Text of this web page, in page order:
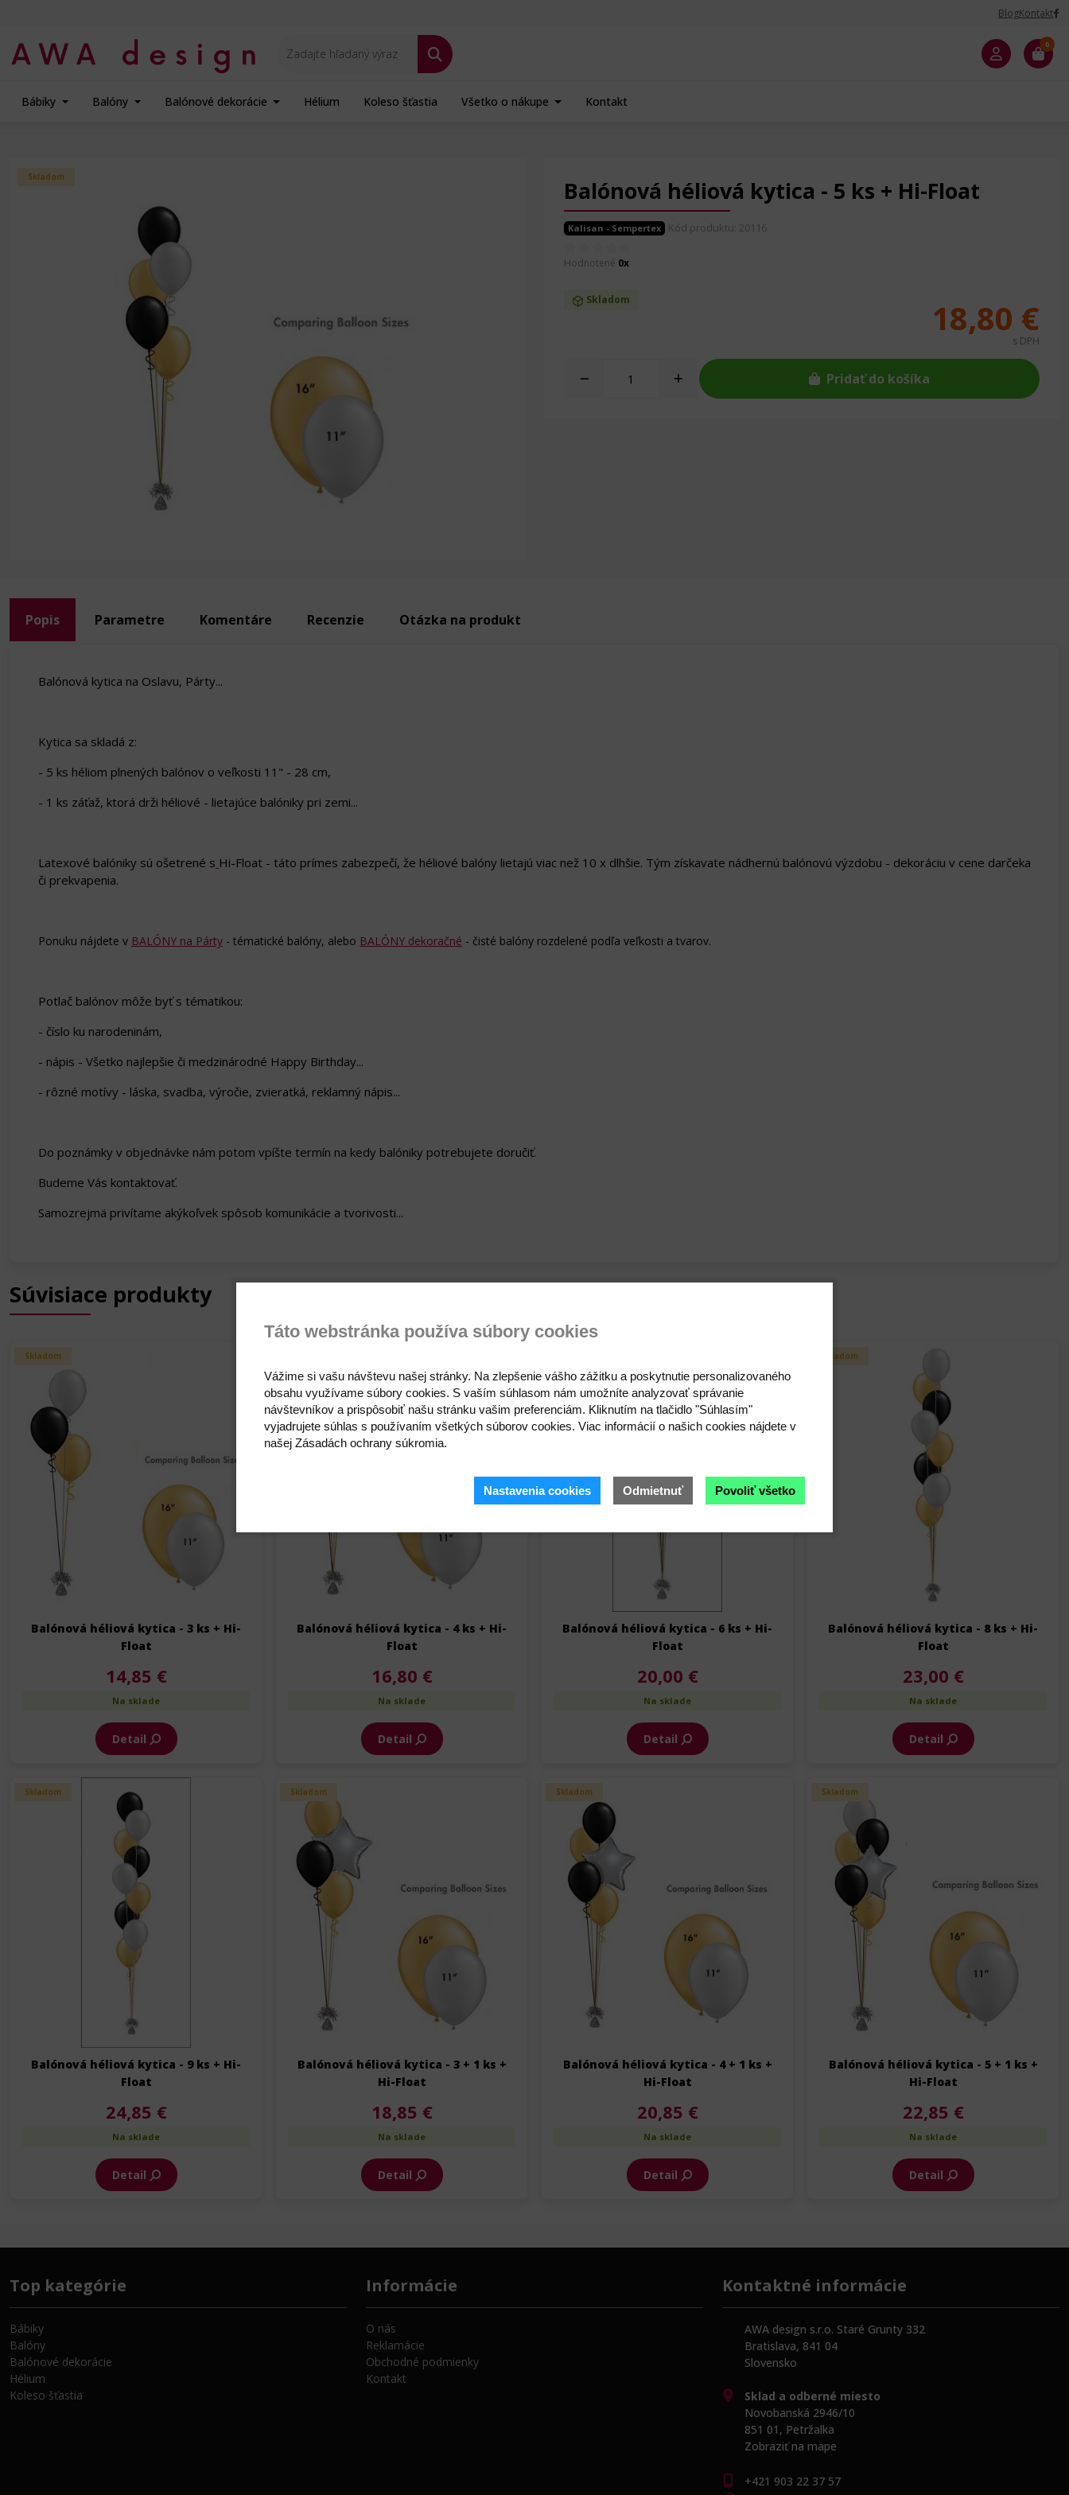
BlogKontakt
0
Bábiky Balóny Balónové dekorácie Hélium Koleso šťastia Všetko o nákupe Kontakt
Skladom Balónová héliová kytica - 5 ks + Hi-Float
Kalisan - Sempertex Kód produktu: 20116
Hodnotené 0x
Skladom 18,80 €
s DPH
Pridať do košíka
Popis Parametre Komentáre Recenzie Otázka na produkt
Balónová kytica na Oslavu, Párty...
Kytica sa skladá z:
- 5 ks héliom plnených balónov o veľkosti 11" - 28 cm,
- 1 ks záťaž, ktorá drži héliové - lietajúce balóniky pri zemi...
Latexové balóniky sú ošetrené s Hi-Float - táto prímes zabezpečí, že héliové balóny lietajú viac než 10 x dlhšie. Tým získavate nádhernú balónovú výzdobu - dekoráciu v cene darčeka
či prekvapenia.
Ponuku nájdete v BALÓNY na Párty - tématické balóny, alebo BALÓNY dekoračné - čisté balóny rozdelené podľa veľkosti a tvarov.
Potlač balónov môže byť s tématikou:
- číslo ku narodeninám,
- nápis - Všetko najlepšie či medzinárodné Happy Birthday...
- rôzné motívy - láska, svadba, výročie, zvieratká, reklamný nápis...
Do poznámky v objednávke nám potom vpíšte termín na kedy balóniky potrebujete doručiť.
Budeme Vás kontaktovať.
Samozrejmä privítame akýkoľvek spôsob komunikácie a tvorivosti...
Súvisiace produkty
Skladom
Balónová héliová kytica - 3 ks + Hi-
Float
14,85 €
Na sklade
Detail
Balónová héliová kytica - 4 ks + Hi-
Float
16,80 €
Na sklade
Detail
Balónová héliová kytica - 6 ks + Hi-
Float
20,00 €
Na sklade
Detail
Skladom
Balónová héliová kytica - 8 ks + Hi-
Float
23,00 €
Na sklade
Detail
Skladom
Balónová héliová kytica - 9 ks + Hi-
Float
24,85 €
Na sklade
Detail
Skladom
Balónová héliová kytica - 3 + 1 ks +
Hi-Float
18,85 €
Na sklade
Detail
Skladom
Balónová héliová kytica - 4 + 1 ks +
Hi-Float
20,85 €
Na sklade
Detail
Skladom
Balónová héliová kytica - 5 + 1 ks +
Hi-Float
22,85 €
Na sklade
Detail
Top kategórie
Bábiky
Balóny
Balónové dekorácie
Hélium
Koleso šťastia
Informácie
O nás
Reklamácie
Obchodné podmienky
Kontakt
Kontaktné informácie
AWA design s.r.o. Staré Grunty 332
Bratislava, 841 04
Slovensko
Sklad a odberné miesto
Novobanská 2946/10
851 01, Petržalka
Zobraziť na mape
+421 903 22 37 57
Táto webstránka používa súbory cookies
Vážime si vašu návštevu našej stránky. Na zlepšenie vášho zážitku a poskytnutie personalizovaného
obsahu využívame súbory cookies. S vaším súhlasom nám umožníte analyzovať správanie
návštevníkov a prispôsobiť našu stránku vašim preferenciám. Kliknutím na tlačidlo "Súhlasím"
vyjadrujete súhlas s používaním všetkých súborov cookies. Viac informácií o našich cookies nájdete v
našej Zásadách ochrany súkromia.
Nastavenia cookies Odmietnuť Povoliť všetko